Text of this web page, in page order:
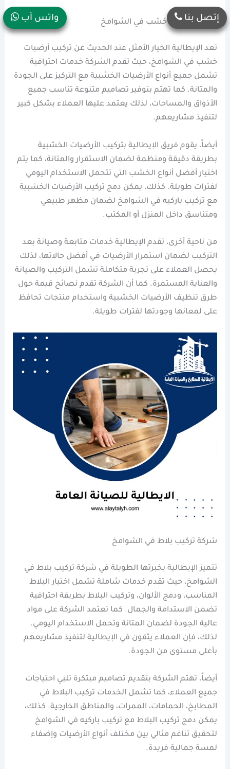
تركيب ارضيات خشب في الشوامخ
تعد الإيطالية الخيار الأمثل عند الحديث عن تركيب أرضيات
خشب في الشوامخ، حيث تقدم الشركة خدمات احترافية
تشمل جميع أنواع الأرضيات الخشبية مع التركيز على الجودة
والمتانة. كما تهتم بتوفير تصاميم متنوعة تناسب جميع
الأذواق والمساحات، لذلك يعتمد عليها العملاء بشكل كبير
لتنفيذ مشاريعهم.
أيضاً، يقوم فريق الإيطالية بتركيب الأرضيات الخشبية
بطريقة دقيقة ومنظمة لضمان الاستقرار والمتانة، كما يتم
اختيار أفضل أنواع الخشب التي تتحمل الاستخدام اليومي
لفترات طويلة. كذلك، يمكن دمج تركيب الأرضيات الخشبية
مع تركيب باركيه في الشوامخ لضمان مظهر طبيعي
ومتناسق داخل المنزل أو المكتب.
من ناحية أخرى، تقدم الإيطالية خدمات متابعة وصيانة بعد
التركيب لضمان استمرار الأرضيات في أفضل حالاتها، لذلك
يحصل العملاء على تجربة متكاملة تشمل التركيب والصيانة
والعناية المستمرة. كما أن الشركة تقدم نصائح قيمة حول
طرق تنظيف الأرضيات الخشبية واستخدام منتجات تحافظ
على لمعانها وجودتها لفترات طويلة.
شركة تركيب بلاط في الشوامخ
تتميز الإيطالية بخبرتها الطويلة في شركة تركيب بلاط في
الشوامخ، حيث تقدم خدمات شاملة تشمل اختيار البلاط
المناسب، ودمج الألوان، وتركيب البلاط بطريقة احترافية
تضمن الاستدامة والجمال. كما تعتمد الشركة على مواد
عالية الجودة لضمان المتانة وتحمل الاستخدام اليومي.
لذلك، فإن العملاء يثقون في الإيطالية لتنفيذ مشاريعهم
بأعلى مستوى من الجودة.
أيضاً، تهتم الشركة بتقديم تصاميم مبتكرة تلبي احتياجات
جميع العملاء، كما تشمل الخدمات تركيب البلاط في
المطابخ، الحمامات، الممرات، والمناطق الخارجية. كذلك،
يمكن دمج تركيب البلاط مع تركيب باركيه في الشوامخ
لتحقيق تناغم مثالي بين مختلف أنواع الأرضيات وإضفاء
لمسة جمالية فريدة.
واتس آب إتصل بنا